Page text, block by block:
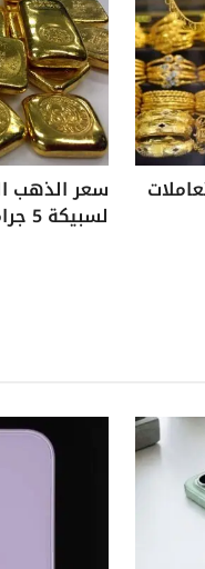
لسبيكة 5 جرامات آخر تحديثات السوق